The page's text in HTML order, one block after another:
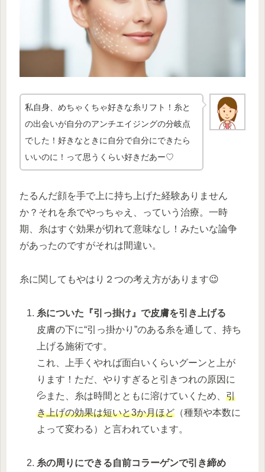
私自身、めちゃくちゃ好きな糸リフト！糸と
の出会いが自分のアンチエイジングの分岐点
でした！好きなときに自分で自分にできたら
いいのに！って思うくらい好きだあー♡
たるんだ顔を手で上に持ち上げた経験ありません
か？それを糸でやっちゃえ、っていう治療。一時
期、糸はすぐ効果が切れて意味なし！みたいな論争
があったのですがそれは間違い。
糸に関してもやはり２つの考え方があります😉
糸についた『引っ掛け』で皮膚を引き上げる
皮膚の下に“引っ掛かり”のある糸を通して、持ち
上げる施術です。
これ、上手くやれば面白いくらいグーンと上が
ります！ただ、やりすぎると引きつれの原因に
💦また、糸は時間とともに溶けていくため、引
き上げの効果は短いと3か月ほど （種類や本数に
よって変わる）と言われています。
糸の周りにできる自前コラーゲンで引き締め